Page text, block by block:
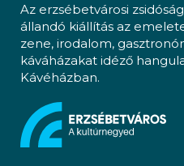
Az erzsébetvárosi
állandó kiállítás az
zene, irodalom,
káváházakat idéző
Kávéházban.